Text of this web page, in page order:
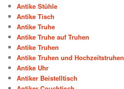
Antike Stühle
Antike Tisch
Antike Truhe
Antike Truhe auf Truhen
Antike Truhen
Antike Truhen und Hochzeitstruhen
Antike Uhr
Antiker Beistelltisch